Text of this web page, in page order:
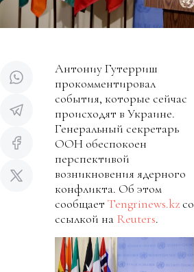
Антониу Гутерриш
прокомментировал
события, которые сейчас
происходят в Украине.
Генеральный секретарь
ООН обеспокоен
перспективой
возникновения ядерного
конфликта. Об этом
сообщает Tengrinews.kz со
ссылкой на Reuters.